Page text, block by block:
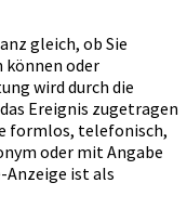
gleich, ob Sie
können oder
wird durch die
Ereignis zugetragen
formlos, telefonisch,
oder mit Angabe
ist als